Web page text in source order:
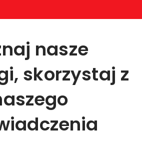
nasze
skorzystaj z